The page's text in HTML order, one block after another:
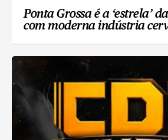
Ponta Grossa é a ‘estrela’
com moderna indústria